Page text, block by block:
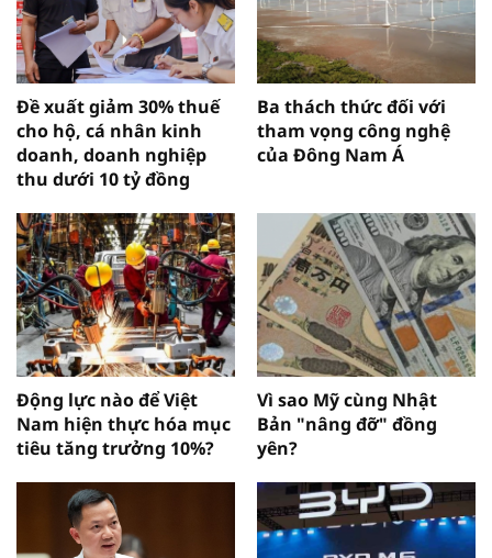
Đề xuất giảm 30% thuế
cho hộ, cá nhân kinh
doanh, doanh nghiệp
thu dưới 10 tỷ đồng
Ba thách thức đối với
tham vọng công nghệ
của Đông Nam Á
Động lực nào để Việt
Nam hiện thực hóa mục
tiêu tăng trưởng 10%?
Vì sao Mỹ cùng Nhật
Bản "nâng đỡ" đồng
yên?